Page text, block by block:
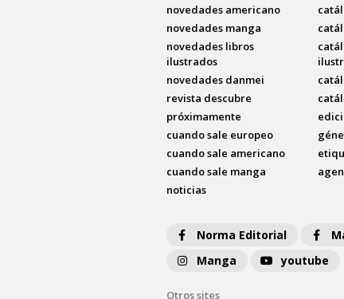
novedades americano
novedades manga
novedades libros
ilustrados
novedades danmei
revista descubre
próximamente
cuando sale europeo
cuando sale americano
cuando sale manga
noticias
Norma Editorial
Manga
youtube
Otros sites